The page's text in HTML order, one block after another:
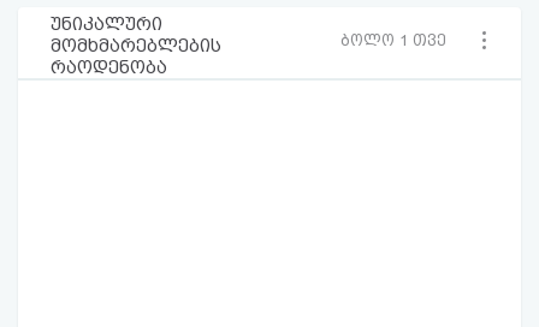
უნიკალური
მომხმარებლების
რაოდენობა
ბოლო 1 თვე